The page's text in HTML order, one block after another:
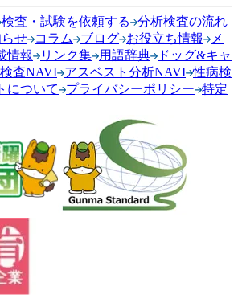
検査・試験を依頼する
分析検査の流れ
せ コラム ブログ お役立ち情報
メ
情報 リンク集 用語辞典
ドッグ&キャ
査NAVI アスベスト分析NAVI 性病検
について プライバシーポリシー 特定